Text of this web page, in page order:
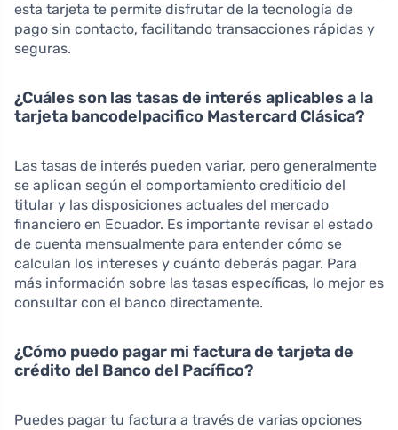
esta tarjeta te permite disfrutar de la tecnología de
pago sin contacto, facilitando transacciones rápidas y
seguras.
¿Cuáles son las tasas de interés aplicables a la
tarjeta bancodelpacifico Mastercard Clásica?
Las tasas de interés pueden variar, pero generalmente
se aplican según el comportamiento crediticio del
titular y las disposiciones actuales del mercado
financiero en Ecuador. Es importante revisar el estado
de cuenta mensualmente para entender cómo se
calculan los intereses y cuánto deberás pagar. Para
más información sobre las tasas específicas, lo mejor es
consultar con el banco directamente.
¿Cómo puedo pagar mi factura de tarjeta de
crédito del Banco del Pacífico?
Puedes pagar tu factura a través de varias opciones